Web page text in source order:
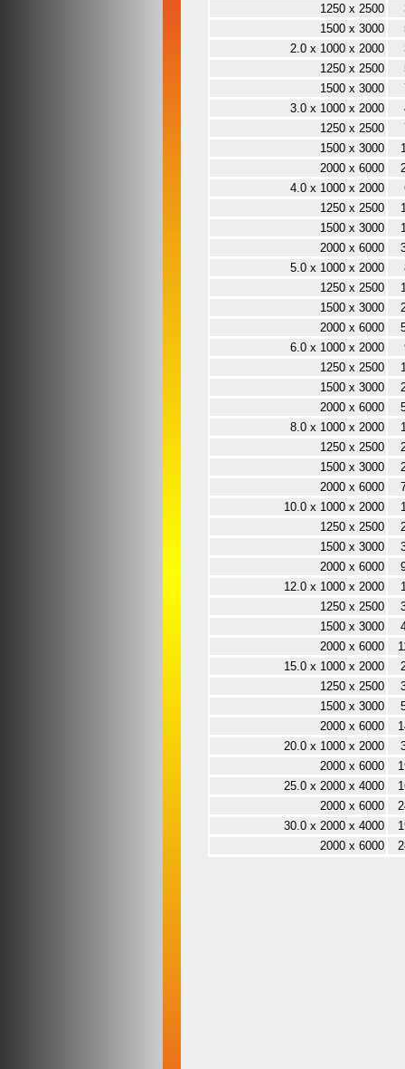
1250 x 2500
1500 x 3000
2.0 x 1000 x 2000
1250 x 2500
1500 x 3000
3.0 x 1000 x 2000
1250 x 2500
1500 x 3000
2000 x 6000
4.0 x 1000 x 2000
1250 x 2500
1500 x 3000
2000 x 6000
5.0 x 1000 x 2000
1250 x 2500
1500 x 3000
2000 x 6000
6.0 x 1000 x 2000
1250 x 2500
1500 x 3000
2000 x 6000
8.0 x 1000 x 2000
1250 x 2500
1500 x 3000
2000 x 6000
10.0 x 1000 x 2000
1250 x 2500
1500 x 3000
2000 x 6000
12.0 x 1000 x 2000
1250 x 2500
1500 x 3000
2000 x 6000
15.0 x 1000 x 2000
1250 x 2500
1500 x 3000
2000 x 6000
20.0 x 1000 x 2000
2000 x 6000
25.0 x 2000 x 4000
2000 x 6000
30.0 x 2000 x 4000
2000 x 6000